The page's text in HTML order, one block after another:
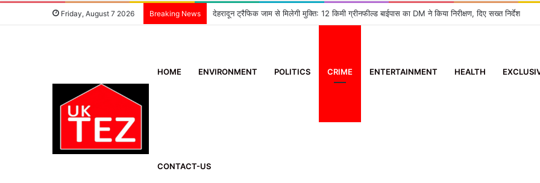
Friday, August 7 2026 Breaking News देहरादून ट्रैफिक जाम से मिलेगी मुक्ति: 12 किमी ग्रीनफील्ड बाईपास का DM ने किया निरीक्षण, दिए सख्त निर्देश
HOME ENVIRONMENT POLITICS CRIME ENTERTAINMENT HEALTH
CONTACT-US